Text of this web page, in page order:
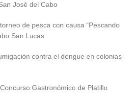
José del Cabo
de pesca con causa “Pescando
San Lucas
contra el dengue en colonias
Gastronómico de Platillo